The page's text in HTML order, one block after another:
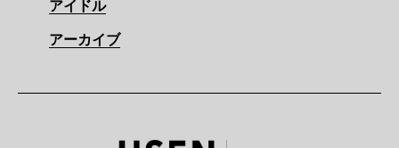
アイドル
アーカイブ